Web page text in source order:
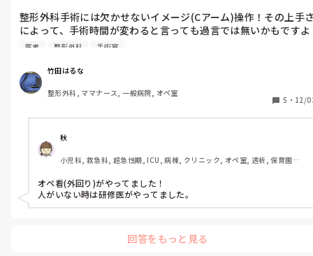
・主治医と事前に相談
・使用可否をリスク説明した上で判断
・アレルギー症状出現時にすぐ対応できる体制を整えた上で使用
という流れが多いです。
「完全除去」よりも
重症度・既往・交差性の有無を見ながら個別対応になるのが現実だ
なと感じています。
整形外科手術には欠かせないイメージ(Cアーム)操作！その上手
によって、手術時間が変わると言っても過言では無いかもですよ
ね!?
のです。その大切なイメージ操作ですが、勤務先の病院では手術
室看護師の役割となっています。
2次元的にしか見えないレントゲン画像を見ながら、頭の中で骨
の形を3次元的に考えるのがポイントとは思いますが、私にはな
かなか難しいです💦
レントゲン技師さんだったり、手の空いてる医師だったりの役割
という施設もお聞きしますが、みなさんの病院ではどなたの役割
医者 整形外科 手術室
竹田はるな
整形外科, ママナース, 一般病院, オペ室
5 ・ 12/
秋
小児科, 救急科, 超急性期, ICU, 病棟, クリニック, オペ室, 透析, 保育園・
オペ看(外回り)がやってました！
人がいない時は研修医がやってました。
回答をもっと見る